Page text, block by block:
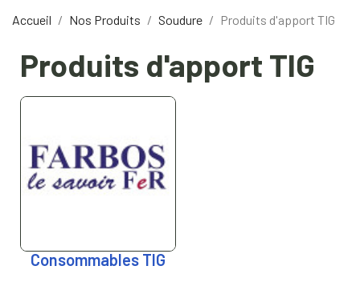
Accueil Nos Produits Soudure Produits d'apport TIG
Produits d'apport TIG
Consommables TIG